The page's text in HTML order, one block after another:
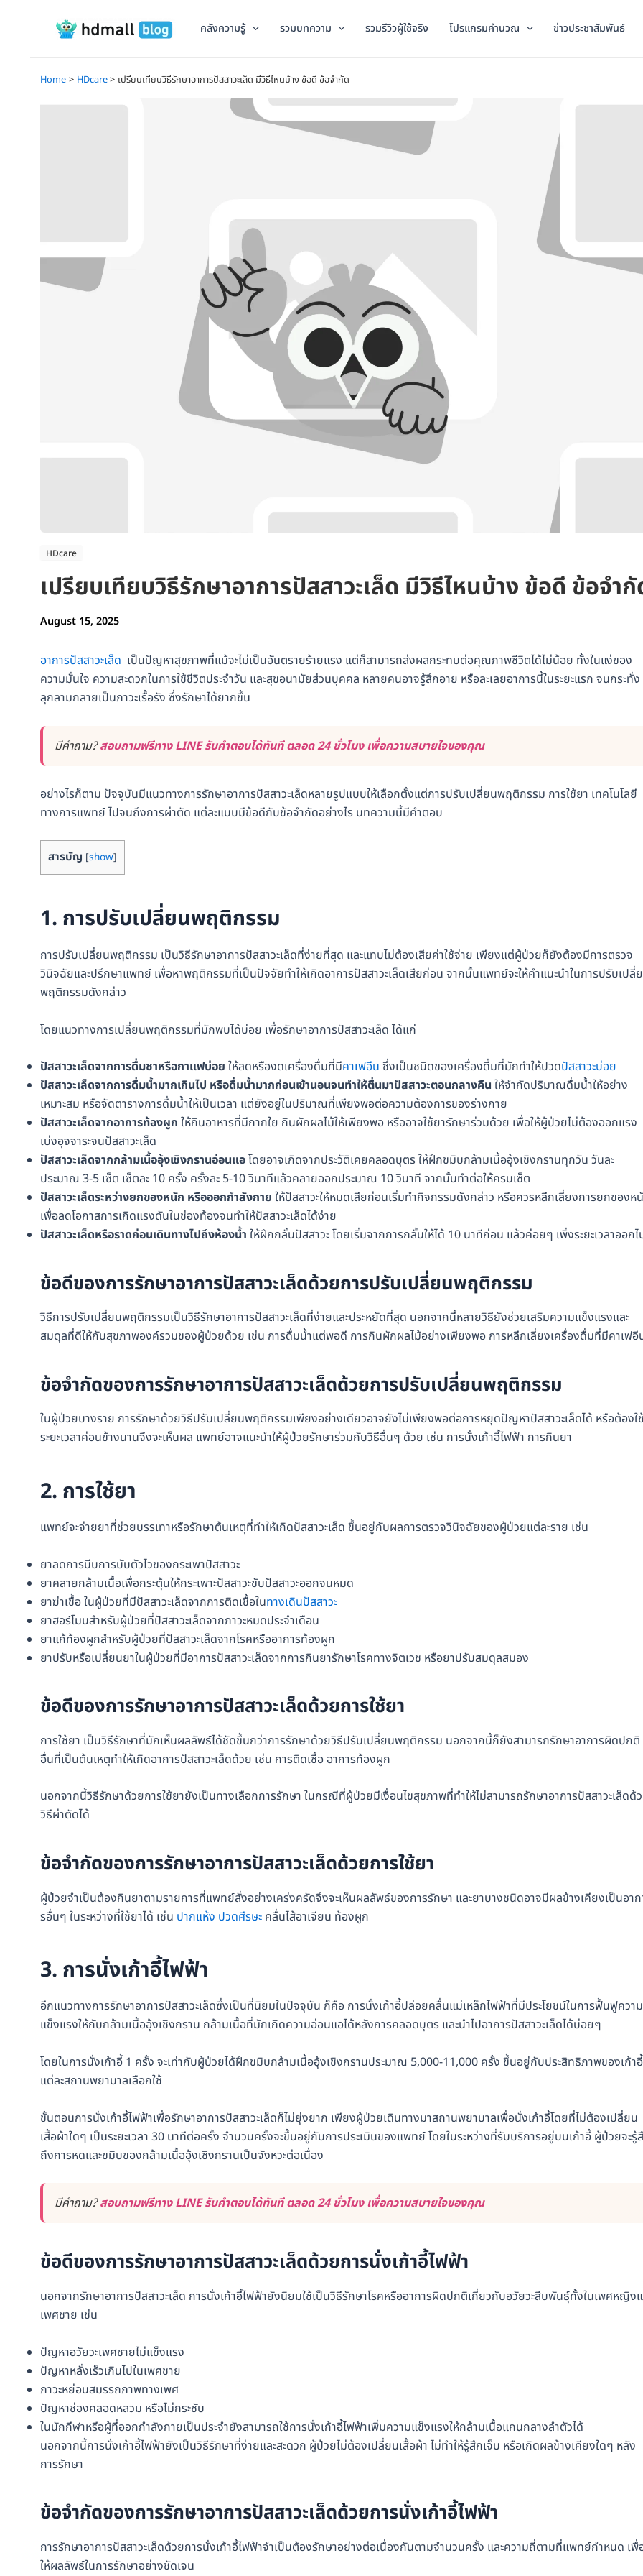
คลังความรู้ รวมบทความ รวมรีวิวผู้ใช้จริง โปรแกรมคำนวณ ข่าวประชาสัมพันธ์
Home HDcare เปรียบเทียบวิธีรักษาอาการปัสสาวะเล็ด มีวิธีไหนบ้าง ข้อดี ข้อจำกัด
HDcare
เปรียบเทียบวิธีรักษาอาการปัสสาวะเล็ด มีวิธีไหนบ้าง ข้อดี ข้อจำ
August 15, 2025
อาการปัสสาวะเล็ด เป็นปัญหาสุขภาพที่แม้จะไม่เป็นอันตรายร้ายแรง แต่ก็สามารถส่งผลกระทบต่อคุณภาพชีวิตได้ไม่น้อย ทั้งในแง่ของ
ความมั่นใจ ความสะดวกในการใช้ชีวิตประจำวัน และสุขอนามัยส่วนบุคคล หลายคนอาจรู้สึกอาย หรือละเลยอาการนี้ในระยะแรก จนกระทั่ง
ลุกลามกลายเป็นภาวะเรื้อรัง ซึ่งรักษาได้ยากขึ้น
มีคำถาม?สอบถามฟรีทาง LINE รับคำตอบได้ทันที ตลอด 24 ชั่วโมง เพื่อความสบายใจของคุณ
อย่างไรก็ตาม ปัจจุบันมีแนวทางการรักษาอาการปัสสาวะเล็ดหลายรูปแบบให้เลือกตั้งแต่การปรับเปลี่ยนพฤติกรรม การใช้ยา เทคโนโลยี
ทางการแพทย์ ไปจนถึงการผ่าตัด แต่ละแบบมีข้อดีกับข้อจำกัดอย่างไร บทความนี้มีคำตอบ
สารบัญ [show]
1. การปรับเปลี่ยนพฤติกรรม
การปรับเปลี่ยนพฤติกรรม เป็นวิธีรักษาอาการปัสสาวะเล็ดที่ง่ายที่สุด และแทบไม่ต้องเสียค่าใช้จ่าย เพียงแต่ผู้ป่วยก็ยังต้องมีการตรวจ
วินิจฉัยและปรึกษาแพทย์ เพื่อหาพฤติกรรมที่เป็นปัจจัยทำให้เกิดอาการปัสสาวะเล็ดเสียก่อน จากนั้นแพทย์จะให้คำแนะนำในการปรับเปลี่
พฤติกรรมดังกล่าว
โดยแนวทางการเปลี่ยนพฤติกรรมที่มักพบได้บ่อย เพื่อรักษาอาการปัสสาวะเล็ด ได้แก่
ปัสสาวะเล็ดจากการดื่มชาหรือกาแฟบ่อย ให้ลดหรืองดเครื่องดื่มที่มีคาเฟอีน ซึ่งเป็นชนิดของเครื่องดื่มที่มักทำให้ปวดปัสสาวะบ่อย
ปัสสาวะเล็ดจากการดื่มน้ำมากเกินไป หรือดื่มน้ำมากก่อนเข้านอนจนทำให้ตื่นมาปัสสาวะตอนกลางคืน ให้จำกัดปริมาณดื่มน้ำให้อย่าง
เหมาะสม หรือจัดตารางการดื่มน้ำให้เป็นเวลา แต่ยังอยู่ในปริมาณที่เพียงพอต่อความต้องการของร่างกาย
ปัสสาวะเล็ดจากอาการท้องผูก ให้กินอาหารที่มีกากใย กินผักผลไม้ให้เพียงพอ หรืออาจใช้ยารักษาร่วมด้วย เพื่อให้ผู้ป่วยไม่ต้องออกแรง
เบ่งอุจจาระจนปัสสาวะเล็ด
ปัสสาวะเล็ดจากกล้ามเนื้ออุ้งเชิงกรานอ่อนแอโดยอาจเกิดจากประวัติเคยคลอดบุตร ให้ฝึกขมิบกล้ามเนื้ออุ้งเชิงกรานทุกวัน วันละ
ประมาณ 3-5 เซ็ต เซ็ตละ 10 ครั้ง ครั้งละ 5-10 วินาทีแล้วคลายออกประมาณ 10 วินาที จากนั้นทำต่อให้ครบเซ็ต
ปัสสาวะเล็ดระหว่างยกของหนัก หรือออกกำลังกาย ให้ปัสสาวะให้หมดเสียก่อนเริ่มทำกิจกรรมดังกล่าว หรือควรหลีกเลี่ยงการยกของห
เพื่อลดโอกาสการเกิดแรงดันในช่องท้องจนทำให้ปัสสาวะเล็ดได้ง่าย
ปัสสาวะเล็ดหรือราดก่อนเดินทางไปถึงห้องน้ำ ให้ฝึกกลั้นปัสสาวะ โดยเริ่มจากการกลั้นให้ได้ 10 นาทีก่อน แล้วค่อยๆ เพิ่งระยะเวลาออกไ
ข้อดีของการรักษาอาการปัสสาวะเล็ดด้วยการปรับเปลี่ยนพฤติกรรม
วิธีการปรับเปลี่ยนพฤติกรรมเป็นวิธีรักษาอาการปัสสาวะเล็ดที่ง่ายและประหยัดที่สุด นอกจากนี้หลายวิธียังช่วยเสริมความแข็งแรงและ
สมดุลที่ดีให้กับสุขภาพองค์รวมของผู้ป่วยด้วย เช่น การดื่มน้ำแต่พอดี การกินผักผลไม้อย่างเพียงพอ การหลีกเลี่ยงเครื่องดื่มที่มีคาเฟอี
ข้อจำกัดของการรักษาอาการปัสสาวะเล็ดด้วยการปรับเปลี่ยนพฤติกรรม
ในผู้ป่วยบางราย การรักษาด้วยวิธีปรับเปลี่ยนพฤติกรรมเพียงอย่างเดียวอาจยังไม่เพียงพอต่อการหยุดปัญหาปัสสาวะเล็ดได้ หรือต้องใ
ระยะเวลาค่อนข้างนานจึงจะเห็นผล แพทย์อาจแนะนำให้ผู้ป่วยรักษาร่วมกับวิธีอื่นๆ ด้วย เช่น การนั่งเก้าอี้ไฟฟ้า การกินยา
2. การใช้ยา
แพทย์จะจ่ายยาที่ช่วยบรรเทาหรือรักษาต้นเหตุที่ทำให้เกิดปัสสาวะเล็ด ขึ้นอยู่กับผลการตรวจวินิจฉัยของผู้ป่วยแต่ละราย เช่น
ยาลดการบีบการบับตัวไวของกระเพาปัสสาวะ
ยาคลายกล้ามเนื้อเพื่อกระตุ้นให้กระเพาะปัสสาวะขับปัสสาวะออกจนหมด
ยาฆ่าเชื้อ ในผู้ป่วยที่มีปัสสาวะเล็ดจากการติดเชื้อในทางเดินปัสสาวะ
ยาฮอร์โมนสำหรับผู้ป่วยที่ปัสสาวะเล็ดจากภาวะหมดประจำเดือน
ยาแก้ท้องผูกสำหรับผู้ป่วยที่ปัสสาวะเล็ดจากโรคหรืออาการท้องผูก
ยาปรับหรือเปลี่ยนยาในผู้ป่วยที่มีอาการปัสสาวะเล็ดจากการกินยารักษาโรคทางจิตเวช หรือยาปรับสมดุลสมอง
ข้อดีของการรักษาอาการปัสสาวะเล็ดด้วยการใช้ยา
การใช้ยา เป็นวิธีรักษาที่มักเห็นผลลัพธ์ได้ชัดขึ้นกว่าการรักษาด้วยวิธีปรับเปลี่ยนพฤติกรรม นอกจากนี้ก็ยังสามารถรักษาอาการผิดปกติ
อื่นที่เป็นต้นเหตุทำให้เกิดอาการปัสสาวะเล็ดด้วย เช่น การติดเชื้อ อาการท้องผูก
นอกจากนี้วิธีรักษาด้วยการใช้ยายังเป็นทางเลือกการรักษา ในกรณีที่ผู้ป่วยมีเงื่อนไขสุขภาพที่ทำให้ไม่สามารถรักษาอาการปัสสาวะเล็ดด้
วิธีผ่าตัดได้
ข้อจำกัดของการรักษาอาการปัสสาวะเล็ดด้วยการใช้ยา
ผู้ป่วยจำเป็นต้องกินยาตามรายการที่แพทย์สั่งอย่างเคร่งครัดจึงจะเห็นผลลัพธ์ของการรักษา และยาบางชนิดอาจมีผลข้างเคียงเป็นอา
รอื่นๆ ในระหว่างที่ใช้ยาได้ เช่น ปากแห้ง ปวดศีรษะ คลื่นไส้อาเจียน ท้องผูก
3. การนั่งเก้าอี้ไฟฟ้า
อีกแนวทางการรักษาอาการปัสสาวะเล็ดซึ่งเป็นที่นิยมในปัจจุบัน ก็คือ การนั่งเก้าอี้ปล่อยคลื่นแม่เหล็กไฟฟ้าที่มีประโยชน์ในการฟื้นฟูความ
แข็งแรงให้กับกล้ามเนื้ออุ้งเชิงกราน กล้ามเนื้อที่มักเกิดความอ่อนแอได้หลังการคลอดบุตร และนำไปอาการปัสสาวะเล็ดได้บ่อยๆ
โดยในการนั่งเก้าอี้ 1 ครั้ง จะเท่ากับผู้ป่วยได้ฝึกขมิบกล้ามเนื้ออุ้งเชิงกรานประมาณ 5,000-11,000 ครั้ง ขึ้นอยู่กับประสิทธิภาพของเก้า
แต่ละสถานพยาบาลเลือกใช้
ขั้นตอนการนั่งเก้าอี้ไฟฟ้าเพื่อรักษาอาการปัสสาวะเล็ดก็ไม่ยุ่งยาก เพียงผู้ป่วยเดินทางมาสถานพยาบาลเพื่อนั่งเก้าอี้โดยที่ไม่ต้องเปลี่ยน
เสื้อผ้าใดๆ เป็นระยะเวลา 30 นาทีต่อครั้ง จำนวนครั้งจะขึ้นอยู่กับการประเมินของแพทย์ โดยในระหว่างที่รับบริการอยู่บนเก้าอี้ ผู้ป่วยจะรู้
ถึงการหดและขมิบของกล้ามเนื้ออุ้งเชิงกรานเป็นจังหวะต่อเนื่อง
มีคำถาม?สอบถามฟรีทาง LINE รับคำตอบได้ทันที ตลอด 24 ชั่วโมง เพื่อความสบายใจของคุณ
ข้อดีของการรักษาอาการปัสสาวะเล็ดด้วยการนั่งเก้าอี้ไฟฟ้า
นอกจากรักษาอาการปัสสาวะเล็ด การนั่งเก้าอี้ไฟฟ้ายังนิยมใช้เป็นวิธีรักษาโรคหรืออาการผิดปกติเกี่ยวกับอวัยวะสืบพันธุ์ทั้งในเพศหญิง
เพศชาย เช่น
ปัญหาอวัยวะเพศชายไม่แข็งแรง
ปัญหาหลั่งเร็วเกินไปในเพศชาย
ภาวะหย่อนสมรรถภาพทางเพศ
ปัญหาช่องคลอดหลวม หรือไม่กระชับ
ในนักกีฬาหรือผู้ที่ออกกำลังกายเป็นประจำยังสามารถใช้การนั่งเก้าอี้ไฟฟ้าเพิ่มความแข็งแรงให้กล้ามเนื้อแกนกลางลำตัวได้
นอกจากนี้การนั่งเก้าอี้ไฟฟ้ายังเป็นวิธีรักษาที่ง่ายและสะดวก ผู้ป่วยไม่ต้องเปลี่ยนเสื้อผ้า ไม่ทำให้รู้สึกเจ็บ หรือเกิดผลข้างเคียงใดๆ หลัง
การรักษา
ข้อจำกัดของการรักษาอาการปัสสาวะเล็ดด้วยการนั่งเก้าอี้ไฟฟ้า
การรักษาอาการปัสสาวะเล็ดด้วยการนั่งเก้าอี้ไฟฟ้าจำเป็นต้องรักษาอย่างต่อเนื่องกันตามจำนวนครั้ง และความถี่ตามที่แพทย์กำหนด เพื่
ให้ผลลัพธ์ในการรักษาอย่างชัดเจน